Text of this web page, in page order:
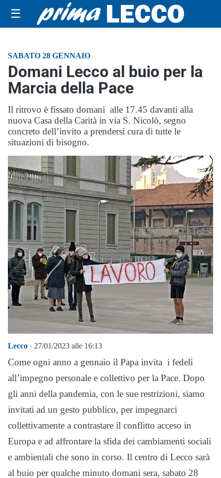
☰
SABATO 28 GENNAIO
Domani Lecco al buio per la
Marcia della Pace
Il ritrovo è fissato domani alle 17.45 davanti alla
nuova Casa della Carità in via S. Nicolò, segno
concreto dell’invito a prendersi cura di tutte le
situazioni di bisogno.
Lecco · 27/01/2023 alle 16:13
Come ogni anno a gennaio il Papa invita i fedeli
all’impegno personale e collettivo per la Pace. Dopo
gli anni della pandemia, con le sue restrizioni, siamo
invitati ad un gesto pubblico, per impegnarci
collettivamente a contrastare il conflitto acceso in
Europa e ad affrontare la sfida dei cambiamenti sociali
e ambientali che sono in corso. Il centro di Lecco sarà
al buio per qualche minuto domani sera, sabato 28